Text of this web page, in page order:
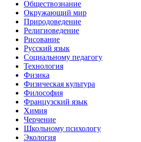
Обществознание
Окружающий мир
Природоведение
Религиоведение
Рисование
Русский язык
Социальному педагогу
Технология
Физика
Физическая культура
Философия
Французский язык
Химия
Черчение
Школьному психологу
Экология